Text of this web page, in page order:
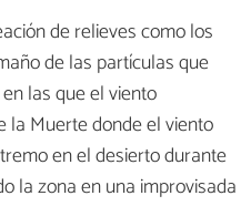
de relieves como los
de las partículas que
las que el viento
la Muerte donde el viento
en el desierto durante
la zona en una improvisada